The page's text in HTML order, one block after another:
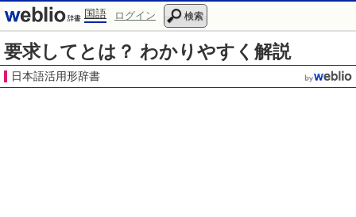
国語 ログイン 検索
要求してとは？ わかりやすく解説
日本語活用形辞書